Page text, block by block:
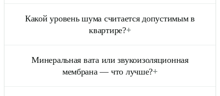
Какой уровень шума считается допустимым в
квартире?+
шума в жилых комнатах квартир составляет 40 дБА днём
(с 7:00 до 23:00) и 30 дБА ночью. Для спальни
Минеральная вата или звукоизоляционная
мембрана — что лучше?+